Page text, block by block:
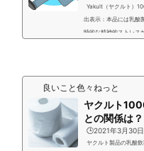
Yakult（ヤクルト）
出表示：本品には乳酸
時的な精神的ストレス
の口コミでもイライラ
良いこと色々ねっと
ヤクルト
との関係は？
🕒️2021年3月30日
ヤクルト製品の乳酸